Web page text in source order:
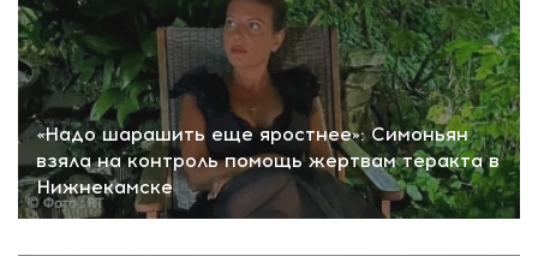
«Надо шарашить еще яростнее»: Симоньян
взяла на контроль помощь жертвам теракта в
Нижнекамске